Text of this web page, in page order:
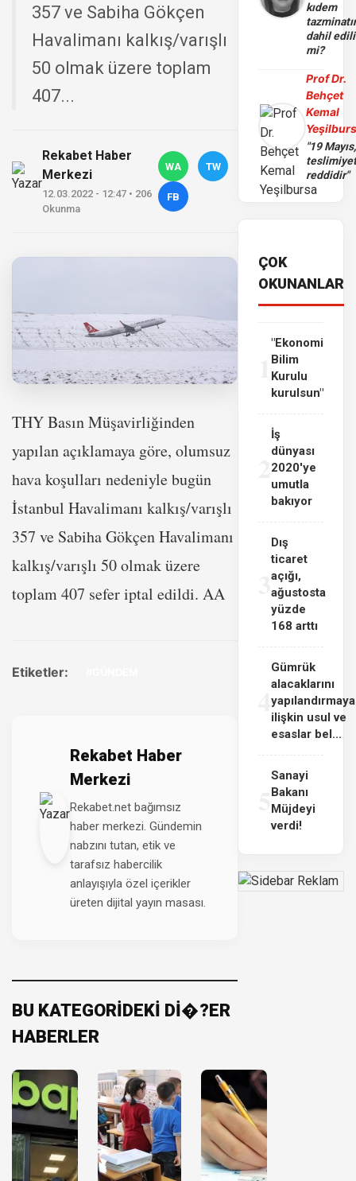
357 ve Sabiha Gökçen
Havalimanı kalkış/varışlı
50 olmak üzere toplam
407...
Rekabet Haber
Merkezi
12.03.2022 - 12:47 • 206
Okunma
WA TW
FB
THY Basın Müşavirliğinden
yapılan açıklamaya göre, olumsuz
hava koşulları nedeniyle bugün
İstanbul Havalimanı kalkış/varışlı
357 ve Sabiha Gökçen Havalimanı
kalkış/varışlı 50 olmak üzere
toplam 407 sefer iptal edildi. AA
Etiketler:
Rekabet Haber
Merkezi
Rekabet.net bağımsız
haber merkezi. Gündemin
nabzını tutan, etik ve
tarafsız habercilik
anlayışıyla özel içerikler
üreten dijital yayın masası.
BU KATEGORİDEKİ Dİ�?ER
HABERLER
kıdem
dahil
mi?
Prof Dr.
Behçet
Kemal
"19 Mayıs,
reddidir"
ÇOK
OKUNANLAR
"Ekonomi
Bilim
Kurulu
kurulsun"
İş
dünyası
2020'ye
umutla
bakıyor
3
Dış
ticaret
açığı,
ağustosta
yüzde
168 arttı
4
Gümrük
alacaklarını
yapılandırmaya
ilişkin usul ve
esaslar bel...
Sanayi
Bakanı
Müjdeyi
verdi!